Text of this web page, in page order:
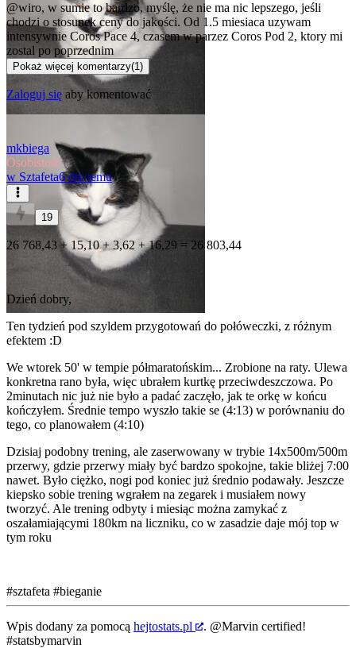
@wiro, w sumie to bardzo, myślę, że nie ma nic lepszego, jeśli
chodzi o stosunek ceny do jakości. Od 1.5 miesiaca uzywam
intensywnie Coros Pace 4, czasem w parzez Coros Pod 2, ktory mi
zostal po poprzednim
Pokaż więcej komentarzy(1)
Zaloguj się aby komentować
mkbiega
Osobistość
w Sztafeta6 dni temu
19
26 768,43 + 15,10 + 3,62 + 16,29 = 26 803,44
Dzień dobry,
Ten tydzień pod szyldem przygotowań do połóweczki, z różnym
efektem :D
We wtorek 50' w tempie półmaratońskim... Zrobione na raty. Ulewa
konkretna rano była, więc ubrałem kurtkę przeciwdeszczowa. Po
2minutach nic już nie było a padać zaczęło, jak te orkę w końcu
kończyłem. Średnie tempo wyszło takie se (4:13) w porównaniu do
tego, co planowałem (4:10)
Dzisiaj podobny trening, ale zaserwowany w trybie 14x500m/500m
przerwy, gdzie przerwy miały być bardzo spokojne, takie bliżej 7:00
nawet. Było ciężko, nogi pod koniec już średnio podawały. Jeszcze
kiepsko sobie trening wgrałem na zegarek i musiałem nowy
tworzyć. Ale trening odbyty i miesiąc można zamykać z
oszałamiającymi 180km na liczniku, co w zasadzie daje mój top w
tym roku
#sztafeta #bieganie
Wpis dodany za pomocą hejtostats.pl . @Marvin certified!
#statsbymarvin